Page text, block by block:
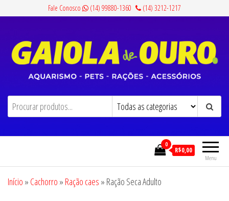
conteúdo
Fale Conosco (14) 99880-1360 (14) 3212-1217
Gaiola de Ouro Aquarismo, Pets, Rações e Acessórios
Menu
0
R$0,00
Início » Cachorro » Ração caes » Ração Seca Adulto